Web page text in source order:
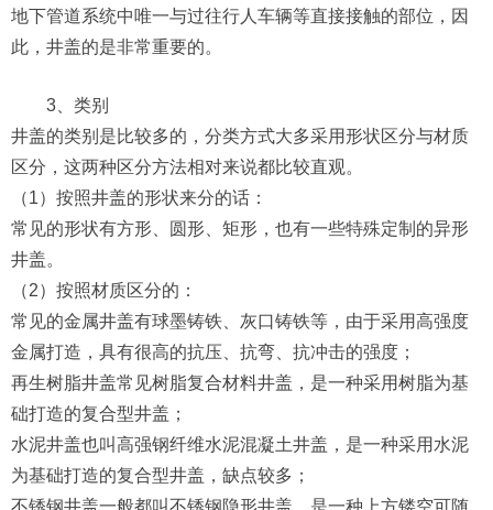
地下管道系统中唯一与过往行人车辆等直接接触的部位，因
此，井盖的是非常重要的。
3、类别
井盖的类别是比较多的，分类方式大多采用形状区分与材质
区分，这两种区分方法相对来说都比较直观。
（1）按照井盖的形状来分的话：
常见的形状有方形、圆形、矩形，也有一些特殊定制的异形
井盖。
（2）按照材质区分的：
常见的金属井盖有球墨铸铁、灰口铸铁等，由于采用高强度
金属打造，具有很高的抗压、抗弯、抗冲击的强度；
再生树脂井盖常见树脂复合材料井盖，是一种采用树脂为基
础打造的复合型井盖；
水泥井盖也叫高强钢纤维水泥混凝土井盖，是一种采用水泥
为基础打造的复合型井盖，缺点较多；
不锈钢井盖一般都叫不锈钢隐形井盖，是一种上方镂空可随